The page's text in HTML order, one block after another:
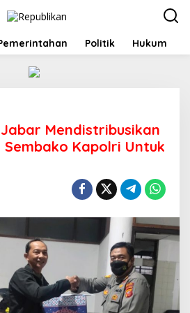
Politik Hukum
Jabar Mendistribusikan
Kapolri Untuk